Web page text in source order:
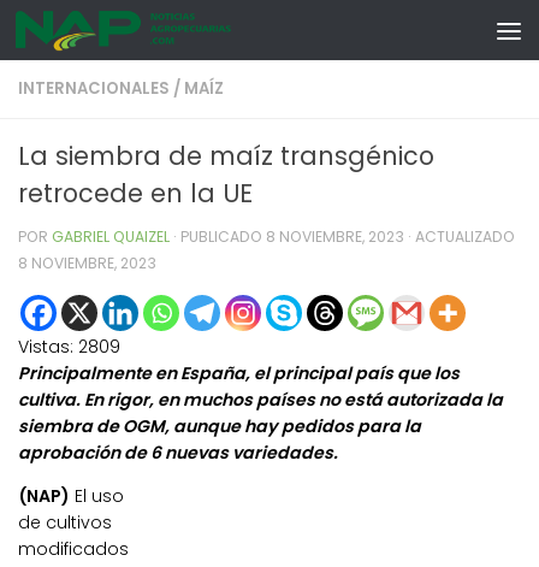
Skip to content
INTERNACIONALES / MAÍZ
La siembra de maíz transgénico
retrocede en la UE
POR GABRIEL QUAIZEL · PUBLICADO 8 NOVIEMBRE, 2023 · ACTUALIZADO
8 NOVIEMBRE, 2023
Vistas: 2809
Principalmente en España, el principal país que los
cultiva. En rigor, en muchos países no está autorizada la
siembra de OGM, aunque hay pedidos para la
aprobación de 6 nuevas variedades.
(NAP) El uso
de cultivos
modificados